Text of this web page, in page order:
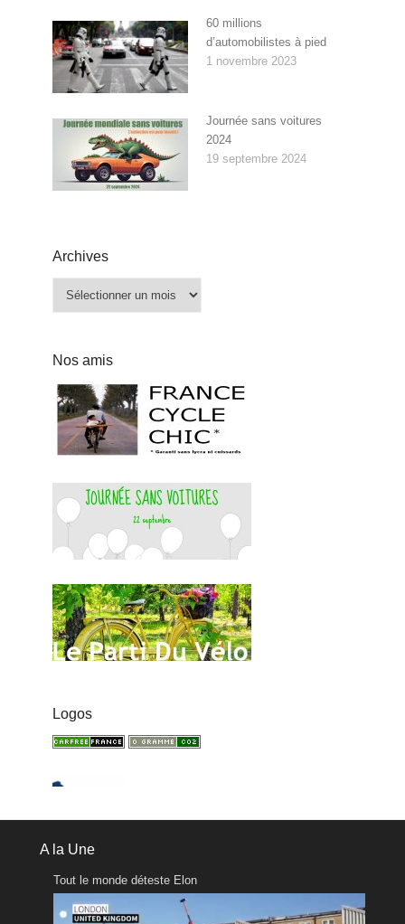
60 millions
d’automobilistes à pied
1 novembre 2023
Journée sans voitures
2024
19 septembre 2024
Archives
Archives
Nos amis
Logos
A la Une
Tout le monde déteste Elon